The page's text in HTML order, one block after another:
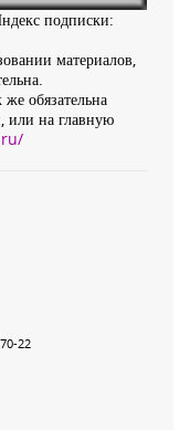
подписки:
материалов,
обязательна
или на главную
22